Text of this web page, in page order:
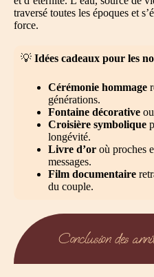
traversé toutes les époques et
force.
💡 Idées cadeaux pour les
Cérémonie hommage
générations.
Fontaine décorative
Croisière symbolique
longévité.
Livre d’or où proches
messages.
Film documentaire
du couple.
Conclusion des